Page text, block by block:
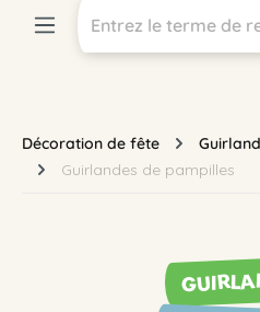
Décoration de fête
Guirlandes de pampilles